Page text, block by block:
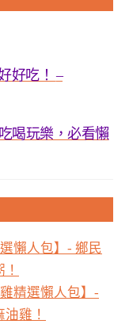
好吃！–
喝玩樂，必看懶
懶人包】- 鄉民
精選懶人包】-
雞！